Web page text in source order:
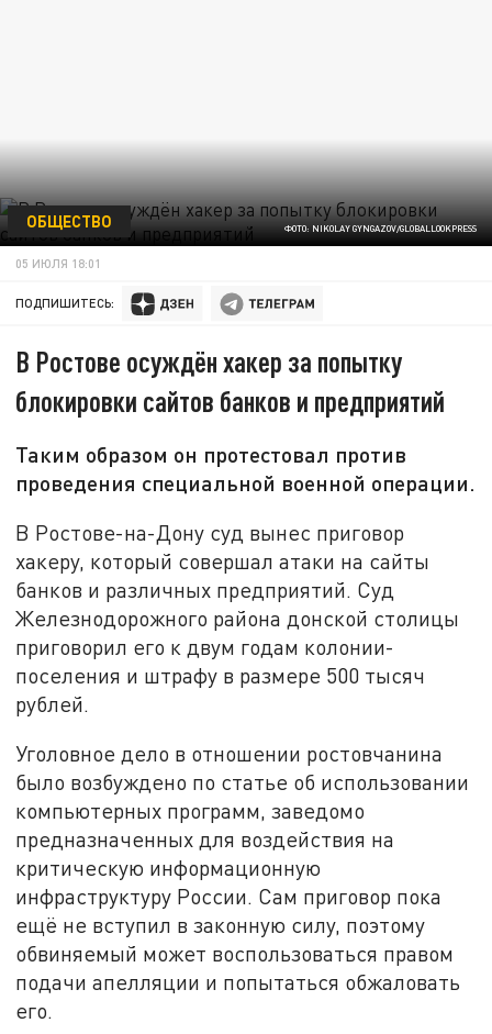
ФОТО: NIKOLAY GYNGAZOV/GLOBALLOOKPRESS
ОБЩЕСТВО
05 ИЮЛЯ 18:01
ПОДПИШИТЕСЬ:
В Ростове осуждён хакер за попытку
блокировки сайтов банков и предприятий
Таким образом он протестовал против
проведения специальной военной операции.
В Ростове-на-Дону суд вынес приговор
хакеру, который совершал атаки на сайты
банков и различных предприятий. Суд
Железнодорожного района донской столицы
приговорил его к двум годам колонии-
поселения и штрафу в размере 500 тысяч
рублей.
Уголовное дело в отношении ростовчанина
было возбуждено по статье об использовании
компьютерных программ, заведомо
предназначенных для воздействия на
критическую информационную
инфраструктуру России. Сам приговор пока
ещё не вступил в законную силу, поэтому
обвиняемый может воспользоваться правом
подачи апелляции и попытаться обжаловать
его.